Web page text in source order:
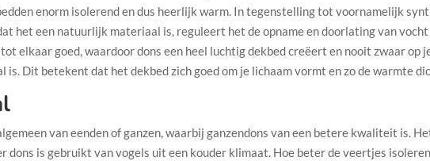
enorm isolerend en dus heerlijk warm. In tegenstelling tot voornamelijk
het een natuurlijk materiaal is, reguleert het de opname en doorlating van
elkaar goed, waardoor dons een heel luchtig dekbed creëert en nooit zwaar op
is. Dit betekent dat het dekbed zich goed om je lichaam vormt en zo de warmte
van eenden of ganzen, waarbij ganzendons van een betere kwaliteit is.
dons is gebruikt van vogels uit een kouder klimaat. Hoe beter de veertjes